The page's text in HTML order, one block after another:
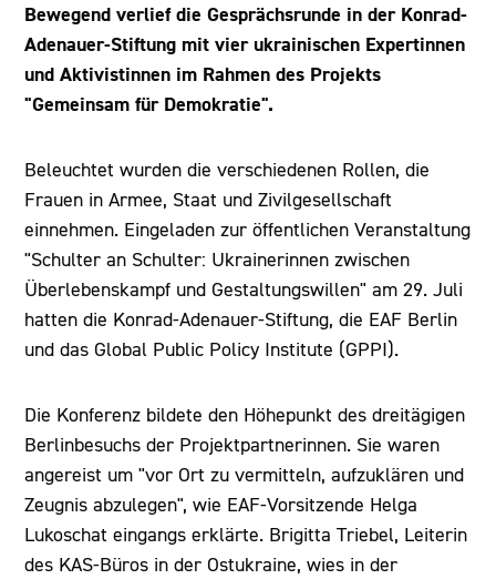
Bewegend verlief die Gesprächsrunde in der Konrad-
Adenauer-Stiftung mit vier ukrainischen Expertinnen
und Aktivistinnen im Rahmen des Projekts
"Gemeinsam für Demokratie".
Beleuchtet wurden die verschiedenen Rollen, die
Frauen in Armee, Staat und Zivilgesellschaft
einnehmen. Eingeladen zur öffentlichen Veranstaltung
"Schulter an Schulter: Ukrainerinnen zwischen
Überlebenskampf und Gestaltungswillen" am 29. Juli
hatten die Konrad-Adenauer-Stiftung, die EAF Berlin
und das Global Public Policy Institute (GPPI).
Die Konferenz bildete den Höhepunkt des dreitägigen
Berlinbesuchs der Projektpartnerinnen. Sie waren
angereist um "vor Ort zu vermitteln, aufzuklären und
Zeugnis abzulegen", wie EAF-Vorsitzende Helga
Lukoschat eingangs erklärte. Brigitta Triebel, Leiterin
des KAS-Büros in der Ostukraine, wies in der